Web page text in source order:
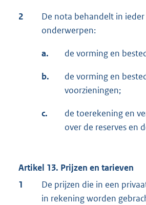
2
De nota behandelt in
onderwerpen:
a. de vorming en
b.
de vorming en
voorzieningen;
c.
de toerekening en
over de reserves en
Artikel 13. Prijzen en tarieven
1
De prijzen die in een
in rekening worden